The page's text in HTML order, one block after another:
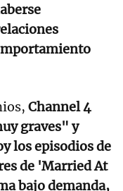
Channel 4
graves" y
los episodios de
de 'Married At
bajo demanda,